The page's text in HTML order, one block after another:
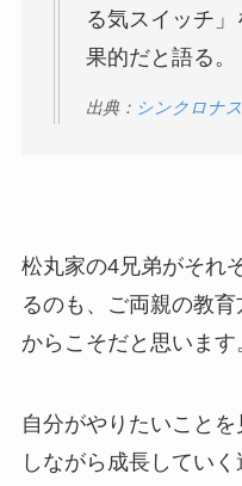
る気スイッチ
果的だと語る。
出典： シンクロナス
松丸家の4兄弟がそれ
るのも、ご両親の教
からこそだと思います
自分がやりたいこと
しながら成長してい